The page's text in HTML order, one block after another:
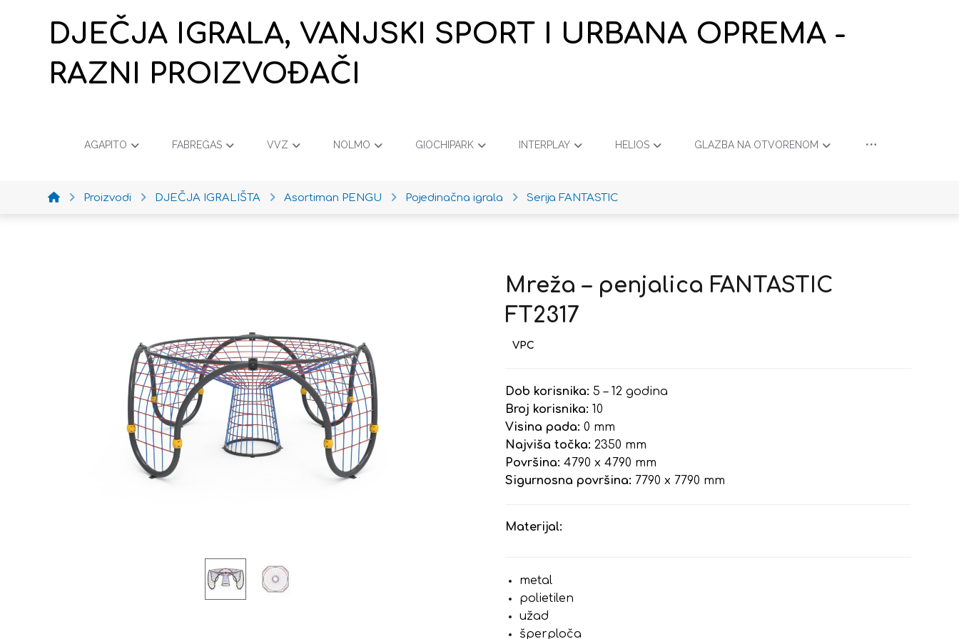
DJEČJA IGRALA, VANJSKI SPORT I URBANA OPREMA -
RAZNI PROIZVOĐAČI
AGAPITO FABREGAS VVZ NOLMO GIOCHIPARK INTERPLAY HELIOS GLAZBA NA OTVORENOM
Proizvodi DJEČJA IGRALIŠTA Asortiman PENGU Pojedinačna igrala Serija FANTASTIC
Mreža – penjalica FANTASTIC
FT2317
Dob korisnika: 5 – 12 godina
Broj korisnika: 10
Visina pada: 0 mm
Najviša točka: 2350 mm
Površina: 4790 x 4790 mm
Sigurnosna površina: 7790 x 7790 mm
Materijal:
metal
polietilen
užad
šperploča